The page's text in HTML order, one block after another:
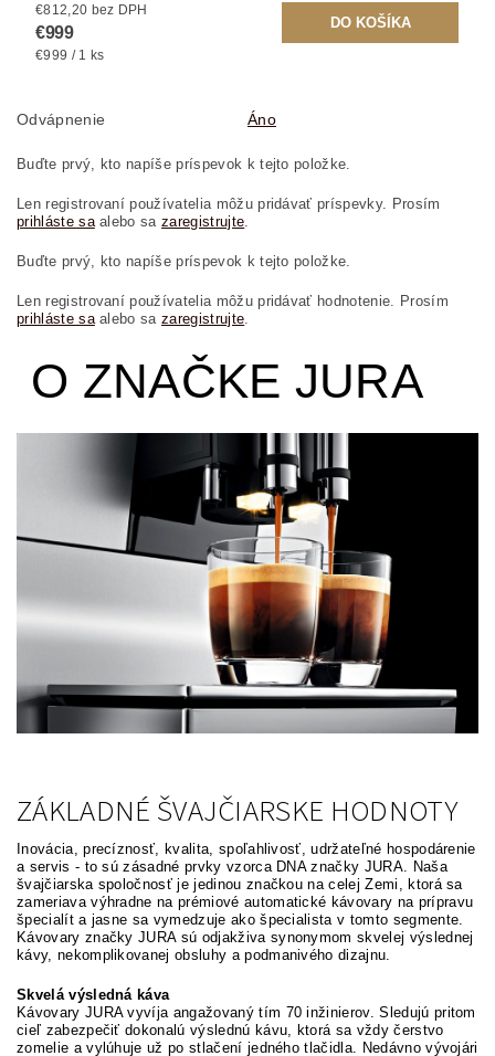
€812,20 bez DPH
€999
€999 / 1 ks
Odvápnenie Áno
Buďte prvý, kto napíše príspevok k tejto položke.
Len registrovaní používatelia môžu pridávať príspevky. Prosím
prihláste saalebo sazaregistrujte
Buďte prvý, kto napíše príspevok k tejto položke.
Len registrovaní používatelia môžu pridávať hodnotenie. Prosím
prihláste saalebo sazaregistrujte
O ZNAČKE JURA
ZÁKLADNÉ ŠVAJČIARSKE HODNOTY
Inovácia, precíznosť, kvalita, spoľahlivosť, udržateľné hospodárenie
a servis - to sú zásadné prvky vzorca DNA značky JURA. Naša
švajčiarska spoločnosť je jedinou značkou na celej Zemi, ktorá sa
zameriava výhradne na prémiové automatické kávovary na prípravu
špecialít a jasne sa vymedzuje ako špecialista v tomto segmente.
Kávovary značky JURA sú odjakživa synonymom skvelej výslednej
kávy, nekomplikovanej obsluhy a podmanivého dizajnu.
Skvelá výsledná káva
Kávovary JURA vyvíja angažovaný tím 70 inžinierov. Sledujú pritom
cieľ zabezpečiť dokonalú výslednú kávu, ktorá sa vždy čerstvo
zomelie a vylúhuje už po stlačení jedného tlačidla. Nedávno vývojári